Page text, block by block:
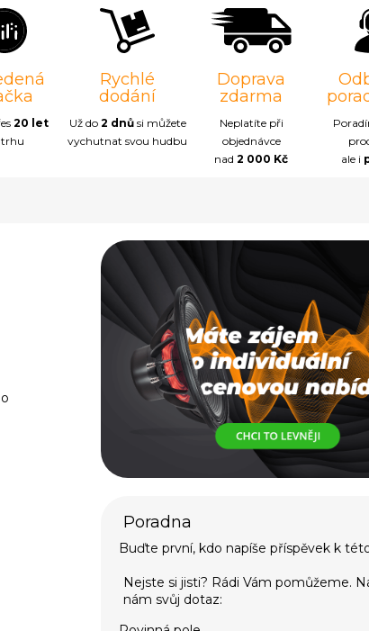
20 let
trhu
Rychlé
dodání
Už do 2 dnůsi můžete
vychutnat svou hudbu
Doprava
zdarma
Neplatíte při
objednávce
nad2 000 Kč
ale i
Buďte první, kdo napíše příspěvek k